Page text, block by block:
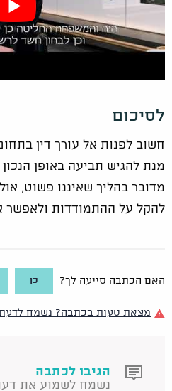
לסיכום
חשוב לפנות אל עורך דין
מנת להגיש תביעה באופן
מדובר בהליך שאיננו פשוט,
להקל על ההתמודדות ולאפשר
האם הכתבה סייעה לך? כן
מצאת טעות בכתבה? נשמח
הגיבו לכתבה
נשמח לשמוע את